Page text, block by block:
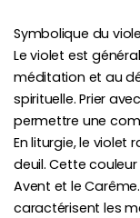
Huile
€9.90
€4.90
Symbolique du
Le violet est
méditation et au
spirituelle. Prier
permettre une
En liturgie, le violet
deuil. Cette
Avent et le
caractérisent les